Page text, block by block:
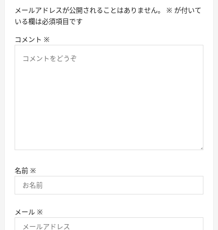
メールアドレスが公開されることはありません。 ※ が付いて
いる欄は必須項目です
コメント ※
名前 ※
メール ※